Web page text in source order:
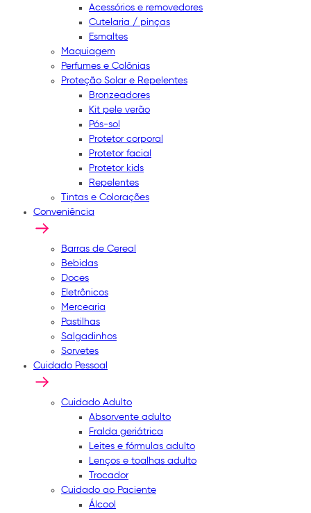
Acessórios e removedores
Cutelaria / pinças
Esmaltes
Maquiagem
Perfumes e Colônias
Proteção Solar e Repelentes
Bronzeadores
Kit pele verão
Pós-sol
Protetor corporal
Protetor facial
Protetor kids
Repelentes
Tintas e Colorações
Conveniência
Barras de Cereal
Bebidas
Doces
Eletrônicos
Mercearia
Pastilhas
Salgadinhos
Sorvetes
Cuidado Pessoal
Cuidado Adulto
Absorvente adulto
Fralda geriátrica
Leites e fórmulas adulto
Lenços e toalhas adulto
Trocador
Cuidado ao Paciente
Álcool